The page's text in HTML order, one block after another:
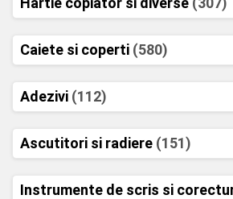
Caiete si coperti (580)
Adezivi (112)
Ascutitori si radiere (151)
Instrumente de scris si